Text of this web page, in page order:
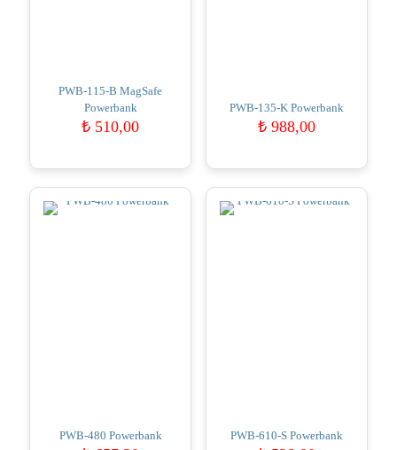
PWB-115-B MagSafe
Powerbank
₺ 510,00
PWB-135-K Powerbank
₺988,00
PWB-480 Powerbank PWB-610-S Powerbank